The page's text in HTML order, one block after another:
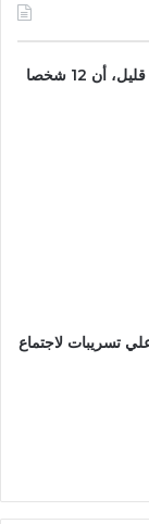
أعلنت إمارة منطقة المدينة المنورة، فى بيان لها منذ قليل، أن 12 شخصا
تسريبات لاجتماع